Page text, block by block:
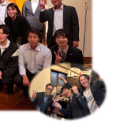
でみる栗山米菓
ちの文化
あるご質問